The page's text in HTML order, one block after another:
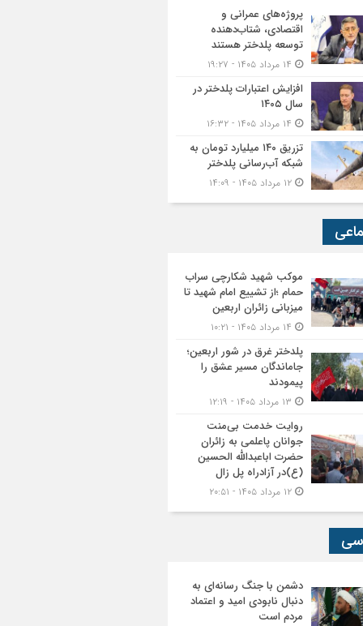
پروژه‌های عمرانی و
اقتصادی، شتاب‌دهنده
توسعه پلدختر هستند
افزایش اعتبارات پلدختر در
سال ۱۴۰۵
تزریق ۱۴۰ میلیارد تومان به
شبکه آب‌رسانی پلدختر
موکب شهید شکارچی سراب
حمام ؛از تشییع امام شهید تا
میزبانی زائران اربعین
پلدختر غرق در شور اربعین؛
جاماندگان مسیر عشق را
پیمودند
روایت خدمت بی‌منت
جوانان پاعلمی به زائران
حضرت اباعبدالله الحسین
(ع)در آزادراه پل زال
دشمن با جنگ رسانه‌ای به
دنبال نابودی امید و اعتماد
مردم است